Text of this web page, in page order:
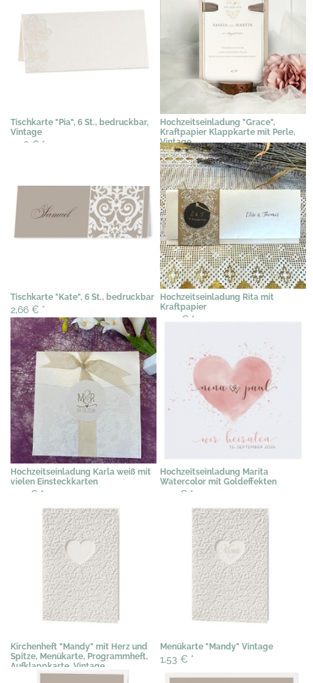
Tischkarte "Pia", 6 St., bedruckbar,
Vintage
2,96 € *
Hochzeitseinladung "Grace",
Kraftpapier Klappkarte mit Perle,
Vintage
2,95 €*
Tischkarte "Kate", 6 St., bedruckbar
2,66 € *
Hochzeitseinladung Rita mit
Kraftpapier
2,49 € *
Hochzeitseinladung Karla weiß mit
vielen Einsteckkarten
2,19 € *
Hochzeitseinladung Marita
Watercolor mit Goldeffekten
2,19 € *
Kirchenheft "Mandy" mit Herz und
Spitze, Menükarte, Programmheft,
Aufklappkarte, Vintage
Menükarte "Mandy" Vintage
1,53 € *